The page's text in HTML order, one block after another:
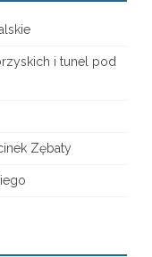
i tunel pod
Zębaty